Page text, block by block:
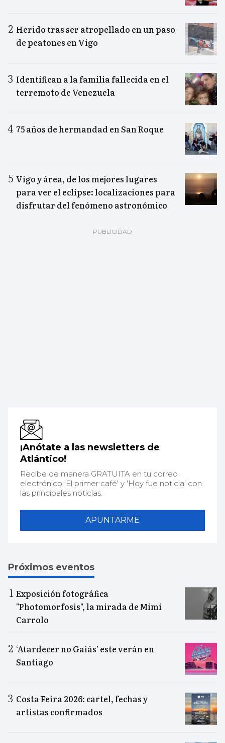
Herido tras ser atropellado en un paso
de peatones en Vigo
Identifican a la familia fallecida en el
terremoto de Venezuela
75 años de hermandad en San Roque
Vigo y área, de los mejores lugares
para ver el eclipse: localizaciones para
disfrutar del fenómeno astronómico
¡Anótate a las newsletters de
Atlántico!
Recibe de manera GRATUITA en tu correo
electrónico 'El primer café' y 'Hoy fue noticia' con
las principales noticias.
APUNTARME
Próximos eventos
Exposición fotográfica
"Photomorfosis", la mirada de Mimi
Carrolo
‘Atardecer no Gaiás’ este verán en
Santiago
Costa Feira 2026: cartel, fechas y
artistas confirmados